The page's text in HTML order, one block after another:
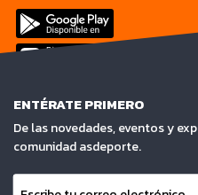
ENTÉRATE PRIMERO
De las novedades, eventos y
comunidad asdeporte.